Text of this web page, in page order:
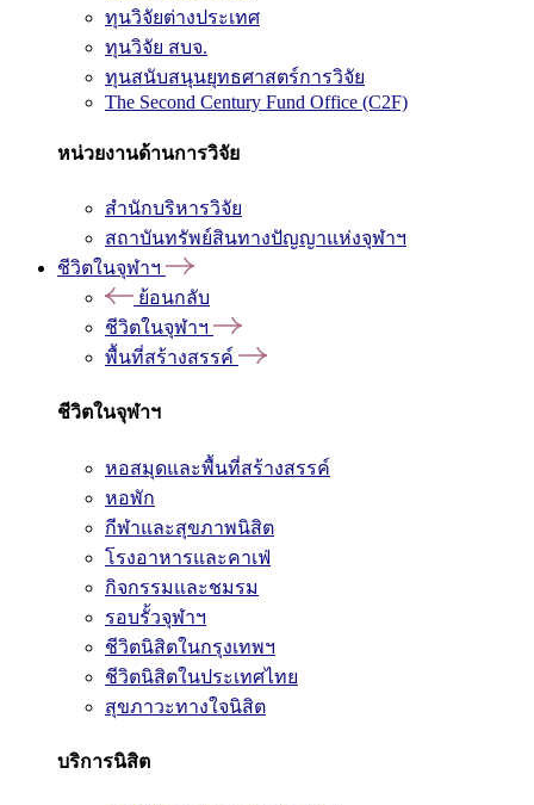
ทุนวิจัยต่างประเทศ
ทุนวิจัย สบจ.
ทุนสนับสนุนยุทธศาสตร์การวิจัย
The Second Century Fund Office (C2F)
หน่วยงานด้านการวิจัย
สำนักบริหารวิจัย
สถาบันทรัพย์สินทางปัญญาแห่งจุฬาฯ
ชีวิตในจุฬาฯ
ย้อนกลับ
ชีวิตในจุฬาฯ
พื้นที่สร้างสรรค์
ชีวิตในจุฬาฯ
หอสมุดและพื้นที่สร้างสรรค์
หอพัก
กีฬาและสุขภาพนิสิต
โรงอาหารและคาเฟ่
กิจกรรมและชมรม
รอบรั้วจุฬาฯ
ชีวิตนิสิตในกรุงเทพฯ
ชีวิตนิสิตในประเทศไทย
สุขภาวะทางใจนิสิต
บริการนิสิต